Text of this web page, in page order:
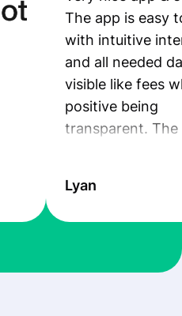
The app is easy
with intuitive
and all needed
visible like fees
positive being
transparent. The
the exchange
at Profee is very
Lyan